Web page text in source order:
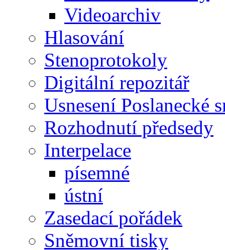
Videoarchiv
Hlasování
Stenoprotokoly
Digitální repozitář
Usnesení Poslanecké
Rozhodnutí předsedy
Interpelace
písemné
ústní
Zasedací pořádek
Sněmovní tisky